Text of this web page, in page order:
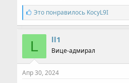
С
и
м
п
т
и
:
Это понравилось KocyL9I
L ll1
Вице-адмирал
Апр 30, 2024